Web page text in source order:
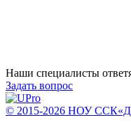
Наши специалисты
Задать вопрос
© 2015-2026 НОУ